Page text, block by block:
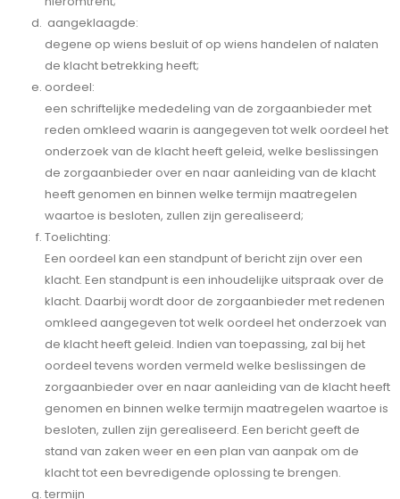
aangeklaagde:
degene op wiens besluit of op wiens handelen of nalaten
de klacht betrekking heeft;
oordeel:
een schriftelijke mededeling van de zorgaanbieder met
reden omkleed waarin is aangegeven tot welk oordeel het
onderzoek van de klacht heeft geleid, welke beslissingen
de zorgaanbieder over en naar aanleiding van de klacht
heeft genomen en binnen welke termijn maatregelen
waartoe is besloten, zullen zijn gerealiseerd;
Toelichting:
Een oordeel kan een standpunt of bericht zijn over een
klacht. Een standpunt is een inhoudelijke uitspraak over de
klacht. Daarbij wordt door de zorgaanbieder met redenen
omkleed aangegeven tot welk oordeel het onderzoek van
de klacht heeft geleid. Indien van toepassing, zal bij het
oordeel tevens worden vermeld welke beslissingen de
zorgaanbieder over en naar aanleiding van de klacht heeft
genomen en binnen welke termijn maatregelen waartoe is
besloten, zullen zijn gerealiseerd. Een bericht geeft de
stand van zaken weer en een plan van aanpak om de
klacht tot een bevredigende oplossing te brengen.
termijn